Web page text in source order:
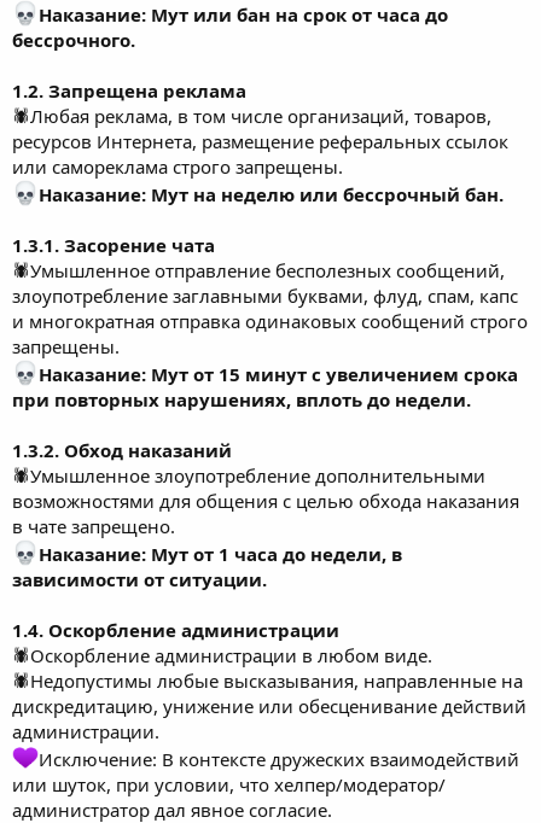
Наказание: Мут или бан на срок от часа до
бессрочного.
1.2. Запрещена реклама
🕷Любая реклама, в том числе организаций, товаров,
ресурсов Интернета, размещение реферальных ссылок
или самореклама строго запрещены.
Наказание: Мут на неделю или бессрочный бан.
1.3.1. Засорение чата
🕷Умышленное отправление бесполезных сообщений,
злоупотребление заглавными буквами, флуд, спам, капс
и многократная отправка одинаковых сообщений строго
запрещены.
Наказание: Мут от 15 минут с увеличением срока
при повторных нарушениях, вплоть до недели.
1.3.2. Обход наказаний
🕷Умышленное злоупотребление дополнительными
возможностями для общения с целью обхода наказания
в чате запрещено.
Наказание: Мут от 1 часа до недели, в
зависимости от ситуации.
1.4. Оскорбление администрации
🕷Оскорбление администрации в любом виде.
🕷Недопустимы любые высказывания, направленные на
дискредитацию, унижение или обесценивание действий
администрации.
Исключение: В контексте дружеских взаимодействий
или шуток, при условии, что хелпер/модератор/
администратор дал явное согласие.